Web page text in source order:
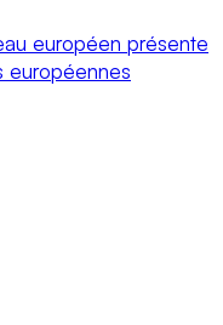
européen présente
européennes